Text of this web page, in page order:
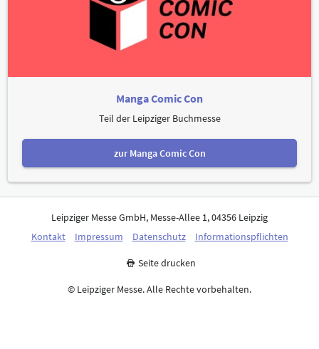
Manga Comic Con
Teil der Leipziger Buchmesse
zur Manga Comic Con
Leipziger Messe GmbH, Messe-Allee 1, 04356 Leipzig
Kontakt
Impressum Datenschutz Informationspflichten
Seite drucken
© Leipziger Messe. Alle Rechte vorbehalten.